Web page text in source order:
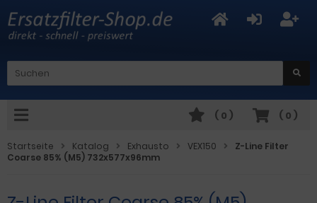
( 0 )
( 0 )
Startseite Katalog Exhausto VEX150
Z-Line Filter
Coarse 85% (M5) 732x577x96mm